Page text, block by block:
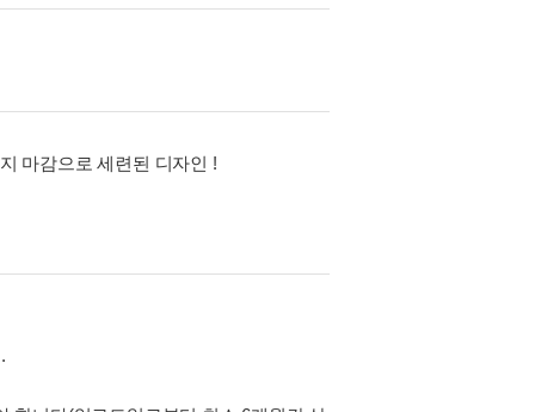
마감으로 세련된 디자인 !